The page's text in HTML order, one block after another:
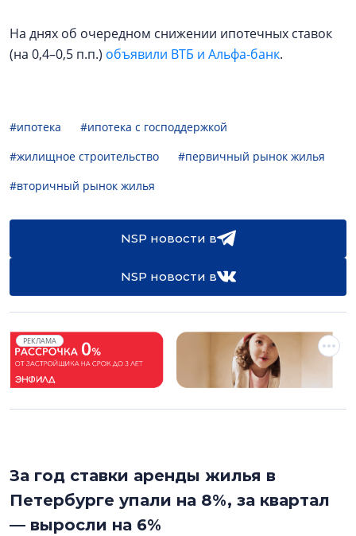
На днях об очередном снижении ипотечных ставок
(на 0,4–0,5 п.п.) объявили ВТБ и Альфа-банк.
#ипотека
#ипотека с господдержкой
#жилищное строительство
#первичный рынок жилья
#вторичный рынок жилья
NSP новости в
NSP новости в
РЕКЛАМА
За год ставки аренды жилья в
Петербурге упали на 8%, за квартал
— выросли на 6%